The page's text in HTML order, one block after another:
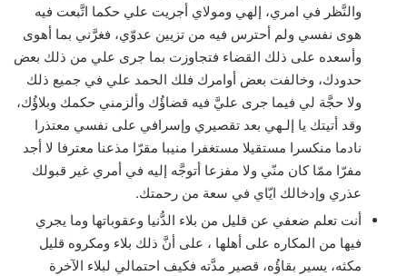
والنَّظر في امري، إلهي ومولاي أجريت علي حكما اتَّبعت فيه
هوى نفسي ولم أحترس فيه من تزيين عدوّي، فغرَّني بما أهوى
وأسعده على ذلك القضاء فتجاوزت بما جرى علي من ذلك بعض
حدودك، وخالفت بعض أوامرك فلك الحمد علي في جميع ذلك
ولا حجَّة لي فيما جرى عليَّ فيه قضاؤُك وألزمني حكمك وبلاؤُك،
وقد أتيتك يا إلـهي بعد تقصيري وإسرافي على نفسي معتذرا
نادما منكسرا مستقيلا مستغفرا منيبا مقرّا مذعنا معترفا لا أجد
مفرّا ممّا كان منّي ولا مفزعا أتوجَّه إليه في أمري غير قبولك
عذري وإدخالك ايّاي في سعة من رحمتك.
أنت تعلم ضعفي عن قليل من بلاء الدُّنيا وعقوباتها وما يجري
فيها من المكاره على أهلها ، على أنَّ ذلك بلاء ومكروه قليل
مكثه، يسير بقاؤُه، قصير مدَّته فكيف احتمالي لبلاء الآخرة